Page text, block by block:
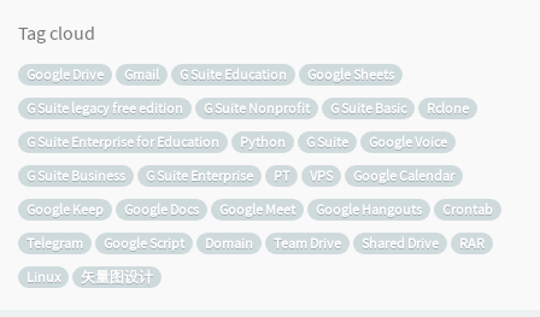
Tag cloud
Google Drive Gmail G Suite Education
Google Sheets
G Suite legacy free edition
G Suite Nonprofit G Suite Basic
Rclone
G Suite Enterprise for Education
Python G Suite
Google Voice
G Suite Business
G Suite Enterprise PT VPS
Google Calendar
Google Keep
Google Docs Google Meet Google Hangouts
Crontab
Telegram
Google Script Domain Team Drive Shared Drive
RAR
Linux
矢量图设计